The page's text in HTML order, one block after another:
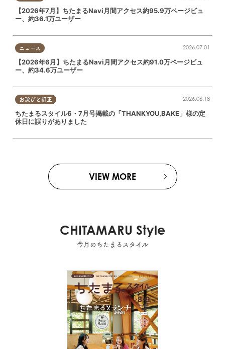
【2026年7月】ちたまるNavi月間アクセス約95.9万ページビュ
ー、約36.1万ユーザー
ニュース 2026.07.01
【2026年6月】ちたまるNavi月間アクセス約91.0万ページビュ
ー、約34.6万ユーザー
お詫びと訂正 2026.06.18
ちたまるスタイル6・7月号掲載の「THANKYOU,BAKE」様の定
休日に誤りがありました
VIEW MORE
CHITAMARU Style
今月のちたまるスタイル